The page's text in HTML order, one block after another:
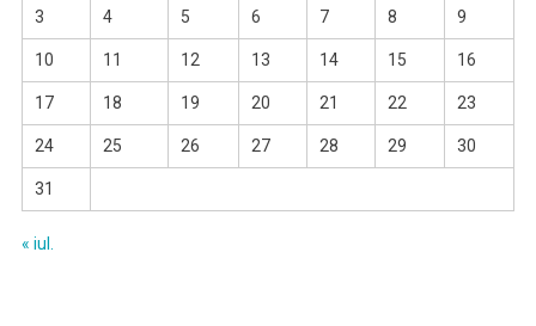
3 4 5 6 7 8 9
10 11 12 13 14 15 16
17 18 19 20 21 22 23
24 25 26 27 28 29 30
31
« iul.